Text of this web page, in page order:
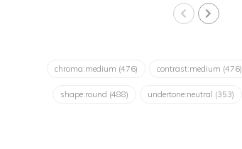
chroma:medium (476) contrast:medium (476)
shape:round (488) undertone:neutral (353)